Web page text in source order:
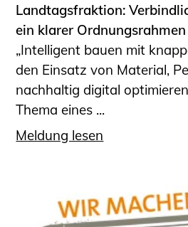
Landtagsfraktion:
ein klarer Ordnungsrahmen
„Intelligent bauen mit
den Einsatz von Material,
nachhaltig digital
Thema eines ...
Meldung lesen